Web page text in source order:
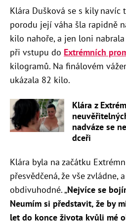
Klára Dušková se s kily navíc
porodu její váha šla rapidně
kilo nahoře, a jen loni
při vstupu do Extrémních
kilogramů. Na finálovém
ukázala 82 kilo.
Klára z
nadváze se
dceři
Klára byla na začátku
přesvědčená, že vše zvládne,
obdivuhodné. „Nejvíce se
Neumím si představit, že by
let do konce života kvůli mé